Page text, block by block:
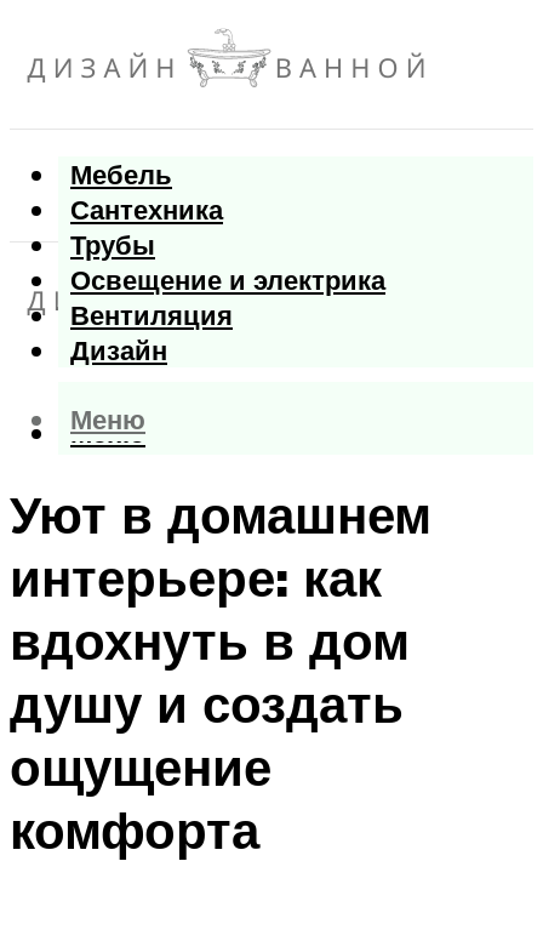
Мебель
Сантехника
Трубы
Освещение и электрика
Вентиляция
Дизайн
Меню
Меню
Уют в домашнем
интерьере: как
вдохнуть в дом
душу и создать
ощущение
комфорта